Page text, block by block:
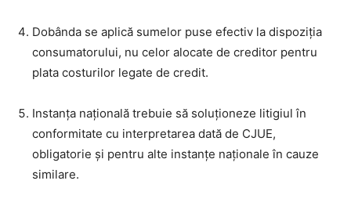
Dobânda se aplică sumelor puse efectiv la dispoziția
consumatorului, nu celor alocate de creditor pentru
plata costurilor legate de credit.
Instanța națională trebuie să soluționeze litigiul în
conformitate cu interpretarea dată de CJUE,
obligatorie și pentru alte instanțe naționale în cauze
similare.